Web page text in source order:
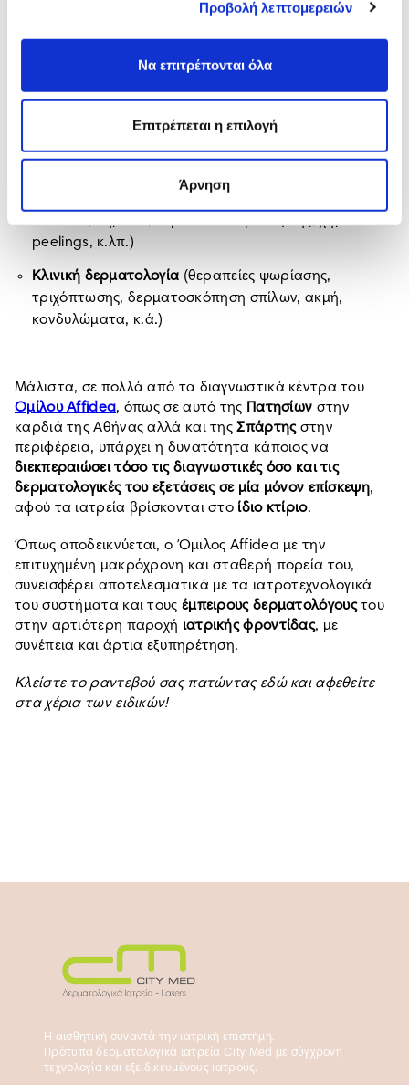
Προβολή λεπτομερειών
Να επιτρέπονται όλα
Επιτρέπεται η επιλογή
Άρνηση
Τα City Med του Ομίλου Affidea διαθέτουν, μεταξύ
Εφαρμογές LASER(αποτρίχωση, ευρυαγείες NDYAG,
κ.ά.)
Σύγχρονες θεραπείες σώματος και προσώπου,
Cavitation, κ.λπ.
peelings, κ.λπ.)
Κλινική δερματολογία (θεραπείες ψωρίασης,
τριχόπτωσης, δερματοσκόπηση σπίλων, ακμή,
κονδυλώματα, κ.ά.)
Μάλιστα, σε πολλά από τα διαγνωστικά κέντρα του
Ομίλου Affidea, όπως σε αυτό της Πατησίων στην
καρδιά της Αθήνας αλλά και τηςΣπάρτηςστην
περιφέρεια, υπάρχει η δυνατότητα κάποιος να
διεκπεραιώσει τόσο τις διαγνωστικές όσο και τις
δερματολογικές του εξετάσεις σε μία μόνον επίσκεψη,
αφού τα ιατρεία βρίσκονται στο ίδιο κτίριο.
Όπως αποδεικνύεται, ο Όμιλος Affidea με την
επιτυχημένη μακρόχρονη και σταθερή πορεία του,
συνεισφέρει αποτελεσματικά με τα ιατροτεχνολογικά
του συστήματα και τους έμπειρους δερματολόγουςτου
στην αρτιότερη παροχή ιατρικής φροντίδας, με
συνέπεια και άρτια εξυπηρέτηση.
Κλείστε το ραντεβού σας πατώντας εδώ και αφεθείτε
στα χέρια των ειδικών!
Η αισθητική συναντά την ιατρική επιστήμη.
Πρότυπα δερματολογικά ιατρεία City Med με σύγχρονη
τεχνολογία και εξειδικευμένους ιατρούς.